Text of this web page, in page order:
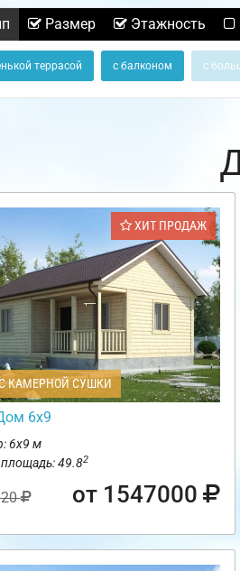
Размер Этажность
террасой с балконом с
ХИТ ПРОДАЖ
КАМЕРНОЙ СУШКИ
6х9
6х9 м
49.82
от 1547000